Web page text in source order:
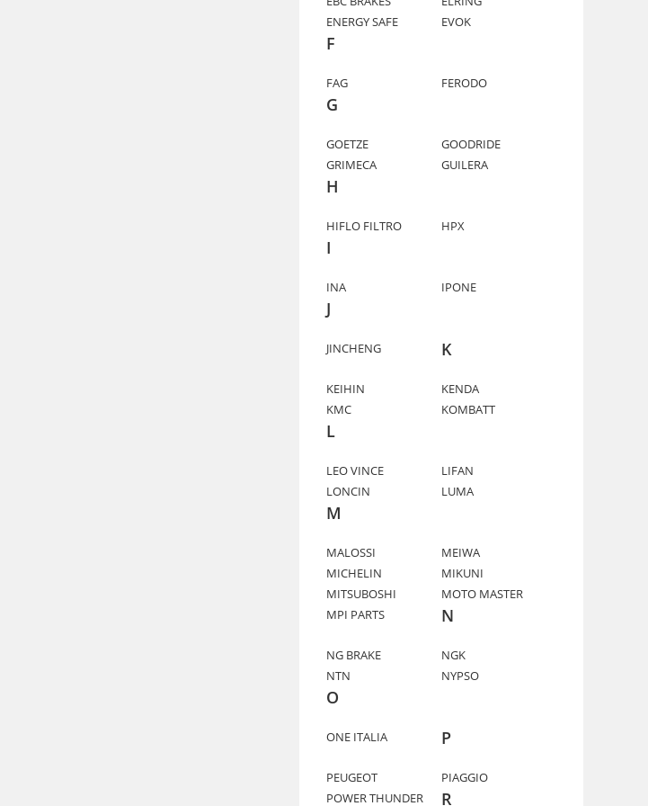
ENERGY SAFE
EVOK
F
FAG FERODO
G
GOETZE
GOODRIDE
GRIMECA
GUILERA
H
HIFLO FILTRO HPX
I
INA IPONE
J
JINCHENG K
KEIHIN
KENDA
KMC
KOMBATT
L
LEO VINCE
LIFAN
LONCIN
LUMA
M
MALOSSI
MEIWA
MICHELIN
MIKUNI
MITSUBOSHI
MOTO MASTER
MPI PARTS
N
NG BRAKE
NGK
NTN
NYPSO
O
ONE ITALIA P
PEUGEOT
PIAGGIO
POWER THUNDER
R